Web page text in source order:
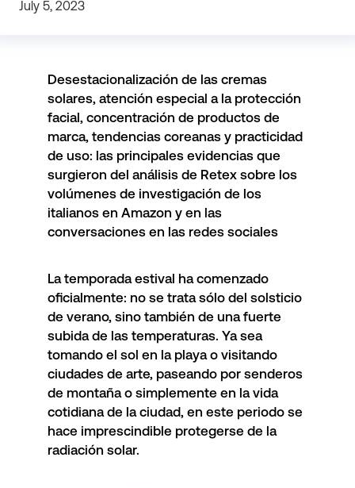
July 5, 2023
Desestacionalización de las cremas
solares, atención especial a la protección
facial, concentración de productos de
marca, tendencias coreanas y practicidad
de uso: las principales evidencias que
surgieron del análisis de Retex sobre los
volúmenes de investigación de los
italianos en Amazon y en las
conversaciones en las redes sociales
La temporada estival ha comenzado
oficialmente: no se trata sólo del solsticio
de verano, sino también de una fuerte
subida de las temperaturas. Ya sea
tomando el sol en la playa o visitando
ciudades de arte, paseando por senderos
de montaña o simplemente en la vida
cotidiana de la ciudad, en este periodo se
hace imprescindible protegerse de la
radiación solar.